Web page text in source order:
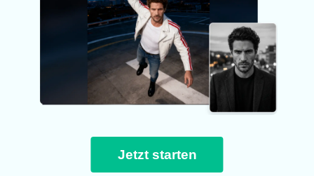
Jetzt starten